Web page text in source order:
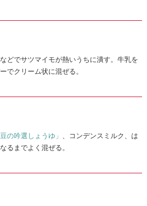
どでサツマイモが熱いうちに潰す。牛乳を
でクリーム状に混ぜる。
の吟選しょうゆ」
、コンデンスミルク、は
るまでよく混ぜる。